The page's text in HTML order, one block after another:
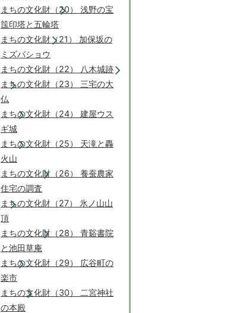
まちの文化財（20） 浅野の宝
筺印塔と五輪塔
まちの文化財（21） 加保坂の
ミズバショウ
まちの文化財（22） 八木城跡
まちの文化財（23） 三宅の大
仏
まちの文化財（24） 建屋ウス
ギ城
まちの文化財（25） 天滝と轟
火山
まちの文化財（26） 養蚕農家
住宅の調査
まちの文化財（27） 氷ノ山山
頂
まちの文化財（28） 青谿書院
と池田草庵
まちの文化財（29） 広谷町の
楽市
まちの文化財（30） 二宮神社
の本殿